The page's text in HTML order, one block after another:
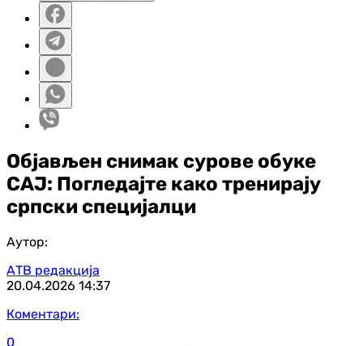
Објављен снимак сурове обуке
САЈ: Погледајте како тренирају
српски специјалци
Аутор:
АТВ редакција
20.04.2026 14:37
Коментари:
0